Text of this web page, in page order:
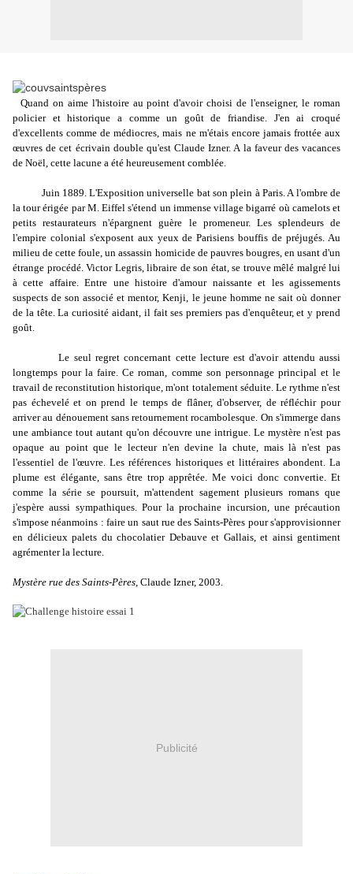
Quand on aime l'histoire au point d'avoir choisi de l'enseigner, le roman
policier et historique a comme un goût de friandise. J'en ai croqué
d'excellents comme de médiocres, mais ne m'étais encore jamais frottée aux
œuvres de cet écrivain double qu'est Claude Izner. A la faveur des vacances
de Noël, cette lacune a été heureusement comblée.
Juin 1889. L'Exposition universelle bat son plein à Paris. A l'ombre de
la tour érigée par M. Eiffel s'étend un immense village bigarré où camelots et
petits restaurateurs n'épargnent guère le promeneur. Les splendeurs de
l'empire colonial s'exposent aux yeux de Parisiens bouffis de préjugés. Au
milieu de cette foule, un assassin homicide de pauvres bougres, en usant d'un
étrange procédé. Victor Legris, libraire de son état, se trouve mêlé malgré lui
à cette affaire. Entre une histoire d'amour naissante et les agissements
suspects de son associé et mentor, Kenji, le jeune homme ne sait où donner
de la tête. La curiosité aidant, il fait ses premiers pas d'enquêteur, et y prend
goût.
Le seul regret concernant cette lecture est d'avoir attendu aussi
longtemps pour la faire. Ce roman, comme son personnage principal et le
travail de reconstitution historique, m'ont totalement séduite. Le rythme n'est
pas échevelé et on prend le temps de flâner, d'observer, de réfléchir pour
arriver au dénouement sans retournement rocambolesque. On s'immerge dans
une ambiance tout autant qu'on découvre une intrigue. Le mystère n'est pas
opaque au point que le lecteur n'en devine la chute, mais là n'est pas
l'essentiel de l'œuvre. Les références historiques et littéraires abondent. La
plume est élégante, sans être trop apprêtée. Me voici donc convertie. Et
comme la série se poursuit, m'attendent sagement plusieurs romans que
j'espère aussi sympathiques. Pour la prochaine incursion, une précaution
s'impose néanmoins : faire un saut rue des Saints-Pères pour s'approvisionner
en délicieux palets du chocolatier Debauve et Gallais, et ainsi gentiment
agrémenter la lecture.
Mystère rue des Saints-Pères, Claude Izner, 2003.
Publicité